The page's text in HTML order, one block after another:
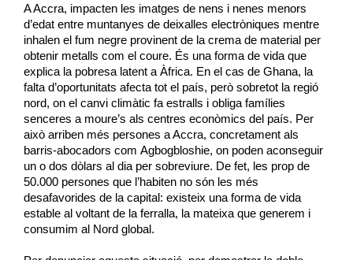
A Accra, impacten les imatges de nens i nenes menors
d’edat entre muntanyes de deixalles electròniques mentre
inhalen el fum negre provinent de la crema de material per
obtenir metalls com el coure. És una forma de vida que
explica la pobresa latent a Àfrica. En el cas de Ghana, la
falta d’oportunitats afecta tot el país, però sobretot la regió
nord, on el canvi climàtic fa estralls i obliga famílies
senceres a moure’s als centres econòmics del país. Per
això arriben més persones a Accra, concretament als
barris-abocadors com Agbogbloshie, on poden aconseguir
un o dos dòlars al dia per sobreviure. De fet, les prop de
50.000 persones que l’habiten no són les més
desafavorides de la capital: existeix una forma de vida
estable al voltant de la ferralla, la mateixa que generem i
consumim al Nord global.